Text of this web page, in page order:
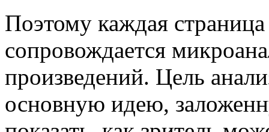
Поэтому каждая
сопровождается
произведений. Цель
основную идею,